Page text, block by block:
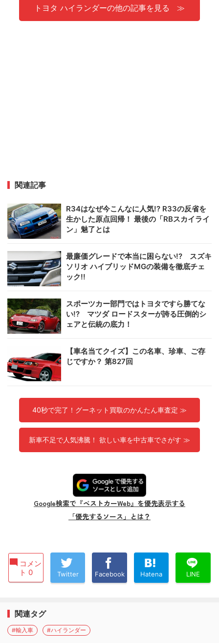
トヨタ ハイランダーの他の記事を見る
関連記事
R34はなぜ今こんなに人気!? R33の反省を
生かした原点回帰！ 最後の「RBスカイライ
ン」魅了とは
最廉価グレードで本当に困らない!? スズキ
ソリオ ハイブリッドMGの装備を徹底チェ
ック!!
スポーツカー部門ではトヨタですら勝てな
い!? マツダ ロードスターが誇る圧倒的シ
ェアと伝統の底力！
【車名当てクイズ】この名車、珍車、ご存
じですか？ 第827回
40秒で完了！グーネット買取のかんたん車査定 ≫
新車不足で人気沸騰！ 欲しい車を中古車でさがす ≫
Google検索で『ベストカーWeb』を優先表示する
「優先するソース」とは？
コメン
ト 0
Twitter Facebook Hatena LINE
関連タグ
#輸入車 #ハイランダー